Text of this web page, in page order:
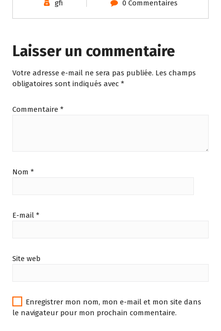
gfi 0 Commentaires
Laisser un commentaire
Votre adresse e-mail ne sera pas publiée. Les champs
obligatoires sont indiqués avec *
Commentaire *
Nom *
E-mail *
Site web
Enregistrer mon nom, mon e-mail et mon site dans
le navigateur pour mon prochain commentaire.